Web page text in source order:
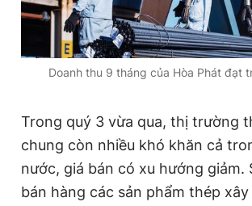
Đọc Thanh Niên trên điện thoại
Theo dõi báo trên
Hotline
0906 645 777
Liên hệ quảng
0908 780
Doanh thu 9 tháng của Hòa Phát đạt
Trong quý 3 vừa qua, thị trường
chung còn nhiều khó khăn cả
nước, giá bán có xu hướng giảm.
bán hàng các sản phẩm thép